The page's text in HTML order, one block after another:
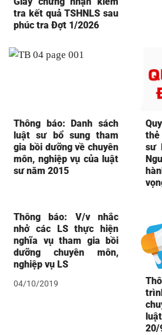
tra kết quả TSHNLS sau
phúc tra Đợt 1/2026
Thông báo: Danh sách
luật sư bổ sung tham
gia bồi dưỡng về chuyên
môn, nghiệp vụ của luật
sư năm 2015
sư
Thông báo: V/v nhắc
nhở các LS thực hiện
nghĩa vụ tham gia bồi
dưỡng chuyên môn,
nghiệp vụ LS
04/10/2019
20/